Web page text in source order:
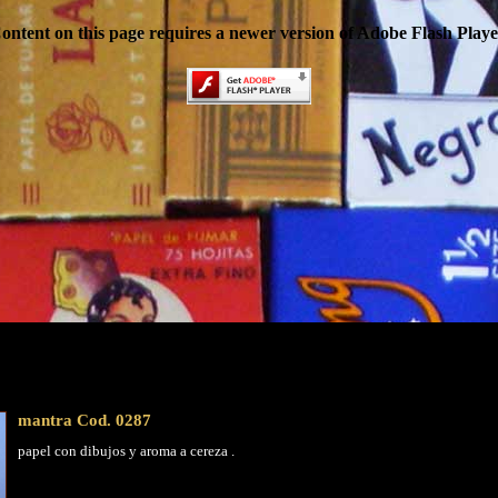
on this page requires a newer version of Adobe Flash
mantra Cod. 0287
papel con dibujos y aroma a cereza .